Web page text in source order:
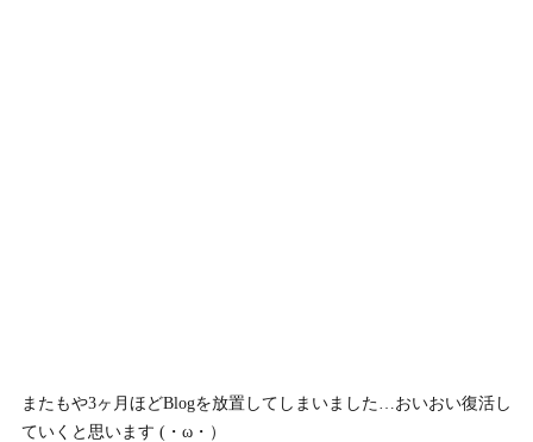
またもや3ヶ月ほどBlogを放置してしまいました…おいおい復活し
ていくと思います (・ω・）